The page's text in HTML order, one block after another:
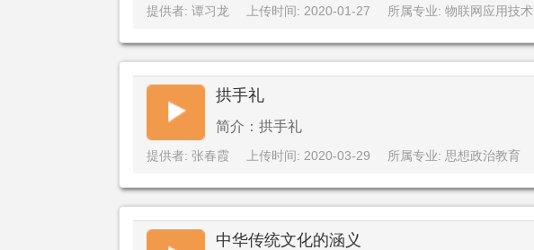
提供者: 谭习龙 上传时间: 2020-01-27 所属专业: 物联网应用技术
拱手礼
简介：拱手礼
提供者: 张春霞 上传时间: 2020-03-29 所属专业: 思想政治教育
中华传统文化的涵义